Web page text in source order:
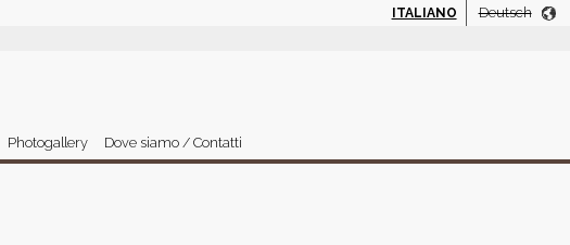
ITALIANO Deutsch
Photogallery Dove siamo / Contatti